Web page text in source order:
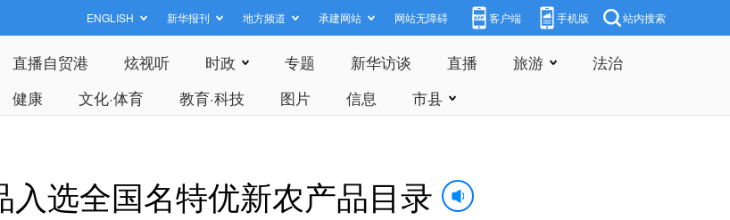
ENGLISH 新华报刊 地方频道 承建网站 网站无障碍 客户端 手机版 站内搜索
直播自贸港 炫视听 时政 专题 新华访谈 直播 旅游
法治
健康 文化·体育 教育·科技 图片 信息 市县
入选全国名特优新农产品目录